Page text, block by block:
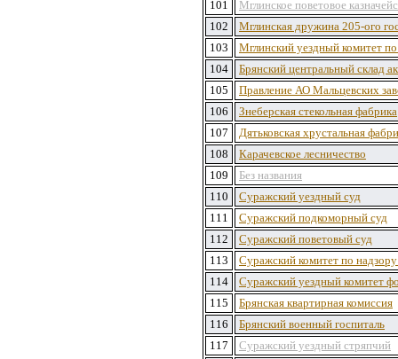
101
Мглинское поветовое
102
Мглинская дружина 205-ого
103
Мглинский уездный комитет
104
Брянский центральный склад
105
Правление АО Мальцевских
106
Знеберская стекольная фабрика
107
Дятьковская хрустальная
108
Карачевское лесничество
109
Без названия
110
Суражский уездный суд
111
Суражский подкоморный суд
112
Суражский поветовый суд
113
Суражский комитет по
114
Суражский уездный комитет
115
Брянская квартирная комиссия
116
Брянский военный госпиталь
117
Суражский уездный стряпчий